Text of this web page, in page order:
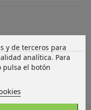
y de terceros para
analítica. Para
pulsa el botón